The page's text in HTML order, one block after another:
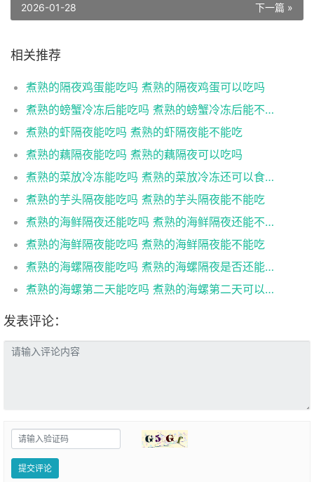
下一篇 »
2026-01-28
相关推荐
煮熟的隔夜鸡蛋能吃吗 煮熟的隔夜鸡蛋可以吃吗
煮熟的螃蟹冷冻后能吃吗 煮熟的螃蟹冷冻后能不能吃
煮熟的虾隔夜能吃吗 煮熟的虾隔夜能不能吃
煮熟的藕隔夜能吃吗 煮熟的藕隔夜可以吃吗
煮熟的菜放冷冻能吃吗 煮熟的菜放冷冻还可以食用吗
煮熟的芋头隔夜能吃吗 煮熟的芋头隔夜能不能吃
煮熟的海鲜隔夜还能吃吗 煮熟的海鲜隔夜还能不能吃
煮熟的海鲜隔夜能吃吗 煮熟的海鲜隔夜能不能吃
煮熟的海螺隔夜能吃吗 煮熟的海螺隔夜是否还能吃
煮熟的海螺第二天能吃吗 煮熟的海螺第二天可以吃吗
发表评论：
提交评论